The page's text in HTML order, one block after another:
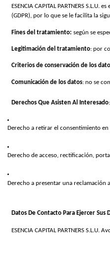
ESENCIA CAPITAL PARTNERS S.L.U. es
(GDPR), por lo que se le facilita la
Fines del tratamiento: según se
Legitimación del tratamiento: por
Criterios de conservación de los
Comunicación de los datos: no se
Derechos Que Asisten Al Interesado:
Derecho a retirar el consentimiento
Derecho de acceso, rectificación,
Derecho a presentar una reclamación
Datos De Contacto Para Ejercer Sus
ESENCIA CAPITAL PARTNERS